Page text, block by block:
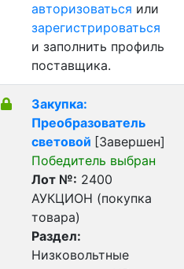
авторизоваться или
зарегистрироваться
и заполнить профиль
поставщика.
Закупка:
Преобразователь
световой [Завершен]
Победитель выбран
Лот №: 2400
АУКЦИОН (покупка
товара)
Раздел:
Низковольтные